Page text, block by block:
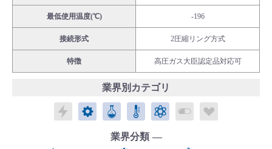
languageLanguage：日本語／English
mailお問い合わせ
最低使用温度(℃) -196
接続形式 2圧縮リング方式
特徴 高圧ガス大臣認定品対応可
業界別カテゴリ
エレクトロニクス
メカトロニクス
ケミカルパブリックラボラトリ
エネルギーバイオメディカ
業界分類